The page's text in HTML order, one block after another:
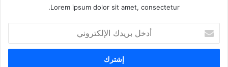
Lorem ipsum dolor sit amet, consectetur.
بريدك
الإلكتروني